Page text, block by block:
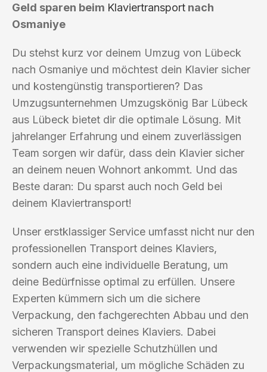
Geld sparen beim Klaviertransport nach
Osmaniye
Du stehst kurz vor deinem Umzug von Lübeck
nach Osmaniye und möchtest dein Klavier sicher
und kostengünstig transportieren? Das
Umzugsunternehmen Umzugskönig Bar Lübeck
aus Lübeck bietet dir die optimale Lösung. Mit
jahrelanger Erfahrung und einem zuverlässigen
Team sorgen wir dafür, dass dein Klavier sicher
an deinem neuen Wohnort ankommt. Und das
Beste daran: Du sparst auch noch Geld bei
deinem Klaviertransport!
Unser erstklassiger Service umfasst nicht nur den
professionellen Transport deines Klaviers,
sondern auch eine individuelle Beratung, um
deine Bedürfnisse optimal zu erfüllen. Unsere
Experten kümmern sich um die sichere
Verpackung, den fachgerechten Abbau und den
sicheren Transport deines Klaviers. Dabei
verwenden wir spezielle Schutzhüllen und
Verpackungsmaterial, um mögliche Schäden zu